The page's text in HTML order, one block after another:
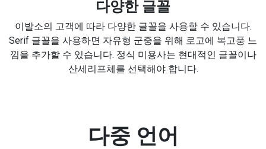
다양한 글꼴
이발소의 고객에 따라 다양한 글꼴을 사용할 수 있습니다.
Serif 글꼴을 사용하면 자유형 군중을 위해 로고에 복고풍 느
낌을 추가할 수 있습니다. 정식 미용사는 현대적인 글꼴이나
산세리프체를 선택해야 합니다.
다중 언어